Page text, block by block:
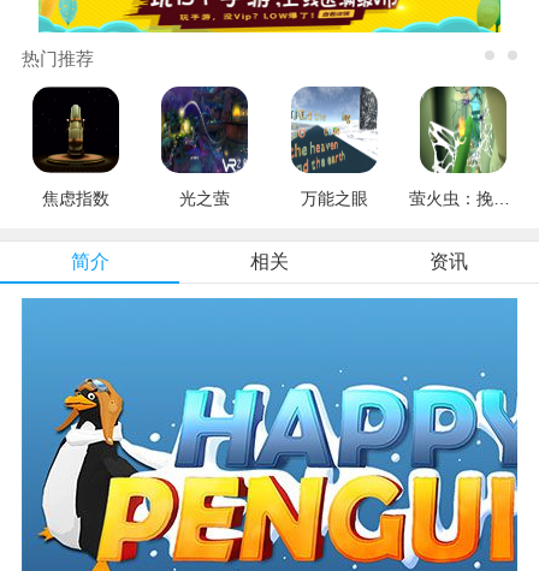
热门推荐
焦虑指数 光之萤 万能之眼
简介 相关 资讯